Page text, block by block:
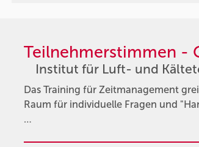
Teilnehmerstimmen -
Institut für Luft- und
Das Training für Zeitmanagement
Raum für individuelle Fragen und
…